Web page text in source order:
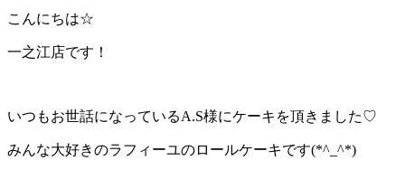
こんにちは☆
一之江店です！
いつもお世話になっているA.S様にケーキを頂きました♡
みんな大好きのラフィーユのロールケーキです(*^_^*)